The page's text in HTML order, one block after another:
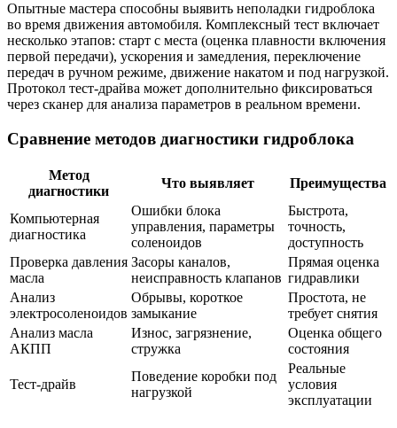
Опытные мастера способны выявить неполадки гидроблока
во время движения автомобиля. Комплексный тест включает
несколько этапов: старт с места (оценка плавности включения
первой передачи), ускорения и замедления, переключение
передач в ручном режиме, движение накатом и под нагрузкой.
Протокол тест-драйва может дополнительно фиксироваться
через сканер для анализа параметров в реальном времени.
Сравнение методов диагностики гидроблока
Метод
диагностики
Что выявляет Преимущества
Компьютерная
диагностика
Ошибки блока
управления, параметры
соленоидов
Быстрота,
точность,
доступность
Проверка давления
масла
Засоры каналов,
неисправность клапанов
Прямая оценка
гидравлики
Анализ
электросоленоидов
Обрывы, короткое
замыкание
Простота, не
требует снятия
Анализ масла
АКПП
Износ, загрязнение,
стружка
Оценка общего
состояния
Тест-драйв
Поведение коробки под
нагрузкой
Реальные
условия
эксплуатации